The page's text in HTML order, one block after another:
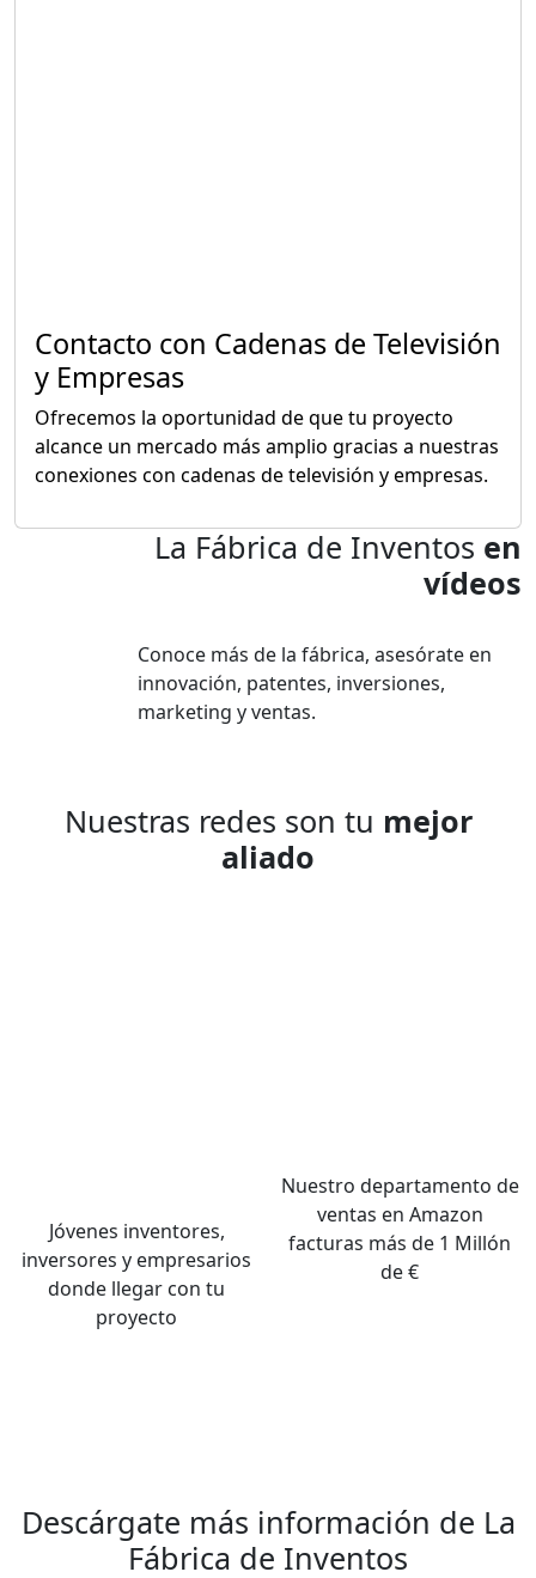
Contacto con Cadenas de Televisión
y Empresas
Ofrecemos la oportunidad de que tu proyecto
alcance un mercado más amplio gracias a nuestras
conexiones con cadenas de televisión y empresas.
La Fábrica de Inventos en
vídeos
Conoce más de la fábrica, asesórate en
innovación, patentes, inversiones,
marketing y ventas.
Nuestras redes son tu mejor
aliado
Jóvenes inventores,
inversores y empresarios
donde llegar con tu
proyecto
Nuestro departamento de
ventas en Amazon
facturas más de 1 Millón
de €
Descárgate más información de La
Fábrica de Inventos